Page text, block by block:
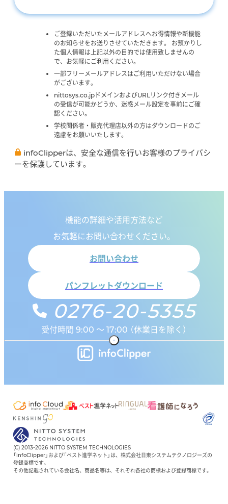
ご登録いただいたメールアドレスへお得情報や新機能
のお知らせをお送りさせていただきます。 お預かりし
た個人情報は上記以外の目的では使用致しませんの
で、お気軽にご利用ください。
一部フリーメールアドレスはご利用いただけない場合
がございます。
nittosys.co.jpドメインおよびURLリンク付きメール
の受信が可能かどうか、迷惑メール設定を事前にご確
認ください。
学校関係者・販売代理店以外の方はダウンロードのご
遠慮をお願いいたします。
infoClipperは、安全な通信を行いお客様のプライバシ
ーを保護しています。
機能の詳細や活用方法など
お気軽にお問い合わせください。
お問い合わせ
パンフレットダウンロード
0276-20-5355
受付時間 9:00 ～ 17:00 （休業日を除く）
(C) 2013-2026 NITTO SYSTEM TECHNOLOGIES
「infoClipper」および「ベスト進学ネット」は、株式会社日東システムテクノロジーズの
登録商標です。
その他記載されている会社名、商品名等は、それぞれ各社の商標および登録商標です。